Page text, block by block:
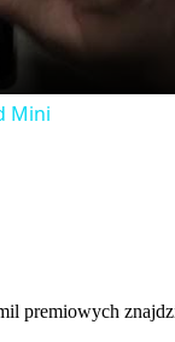
Mini
premiowych